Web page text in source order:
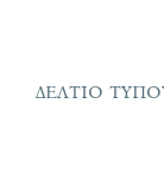
ΔΕΛΤΙΟ